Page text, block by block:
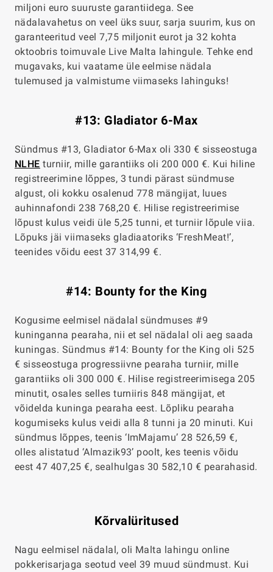
miljoni euro suuruste garantiidega. See
nädalavahetus on veel üks suur, sarja suurim, kus on
garanteeritud veel 7,75 miljonit eurot ja 32 kohta
oktoobris toimuvale Live Malta lahingule. Tehke end
mugavaks, kui vaatame üle eelmise nädala
tulemused ja valmistume viimaseks lahinguks!
#13: Gladiator 6-Max
Sündmus #13, Gladiator 6-Max oli 330 € sisseostuga
NLHE turniir, mille garantiiks oli 200 000 €. Kui hiline
registreerimine lõppes, 3 tundi pärast sündmuse
algust, oli kokku osalenud 778 mängijat, luues
auhinnafondi 238 768,20 €. Hilise registreerimise
lõpust kulus veidi üle 5,25 tunni, et turniir lõpule viia.
Lõpuks jäi viimaseks gladiaatoriks ‘FreshMeat!’,
teenides võidu eest 37 314,99 €.
#14: Bounty for the King
Kogusime eelmisel nädalal sündmuses #9
kuninganna pearaha, nii et sel nädalal oli aeg saada
kuningas. Sündmus #14: Bounty for the King oli 525
€ sisseostuga progressiivne pearaha turniir, mille
garantiiks oli 300 000 €. Hilise registreerimisega 205
minutit, osales selles turniiris 848 mängijat, et
võidelda kuninga pearaha eest. Lõpliku pearaha
kogumiseks kulus veidi alla 8 tunni ja 20 minuti. Kui
sündmus lõppes, teenis ‘ImMajamu’ 28 526,59 €,
olles alistatud ‘Almazik93’ poolt, kes teenis võidu
eest 47 407,25 €, sealhulgas 30 582,10 € pearahasid.
Kõrvalüritused
Nagu eelmisel nädalal, oli Malta lahingu online
pokkerisarjaga seotud veel 39 muud sündmust. Kui